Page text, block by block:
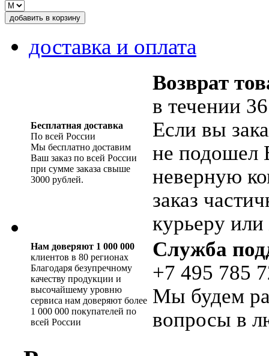
доставка и оплата
Бесплатная доставка
По всей России
Мы бесплатно доставим
Ваш заказ по всей России
при сумме заказа свыше
3000 рублей.
Возврат
в течении
Если вы
не подошел
неверную
заказ
курьеру
Нам доверяют 1 000 000
клиентов в 80 регионах
Благодаря безупречному
качеству продукции и
высочайшему уровню
сервиса нам доверяют более
1 000 000 покупателей по
всей России
Служба
+7 495 785
Мы будем
вопросы в